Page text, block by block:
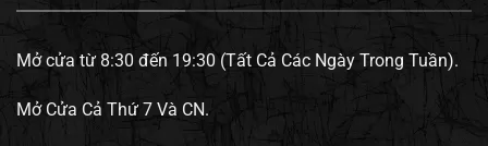
Mở cửa từ 8:30 đến 19:30 (Tất Cả Các Ngày Trong Tuần).
Mở Cửa Cả Thứ 7 Và CN.